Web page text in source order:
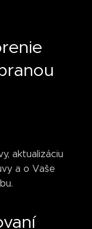
aktualizáciu
a o Vaše